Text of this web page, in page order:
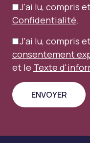
J'ai lu, compris
Confidentialité.
J'ai lu, compris
consentement
et le Texte